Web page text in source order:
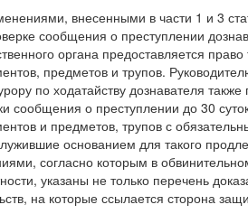
внесенными в части 1 и 3
сообщения о преступлении
органа предоставляется
предметов и трупов.
по ходатайству дознавателя
сообщения о преступлении до 30
и предметов, трупов с
основанием для такого
согласно которым в
указаны не только перечень
на которые ссылается сторона